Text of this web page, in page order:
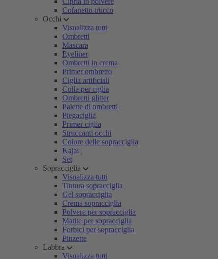
Cofanetto trucco
Occhi
Visualizza tutti
Ombretti
Mascara
Eyeliner
Ombretti in crema
Primer ombretto
Ciglia artificiali
Colla per ciglia
Ombretti glitter
Palette di ombretti
Piegaciglia
Primer ciglia
Struccanti occhi
Colore delle sopracciglia
Kajal
Set
Sopracciglia
Visualizza tutti
Tintura sopracciglia
Gel sopracciglia
Crema sopracciglia
Polvere per sopracciglia
Matite per sopracciglia
Forbici per sopracciglia
Pinzette
Labbra
Visualizza tutti